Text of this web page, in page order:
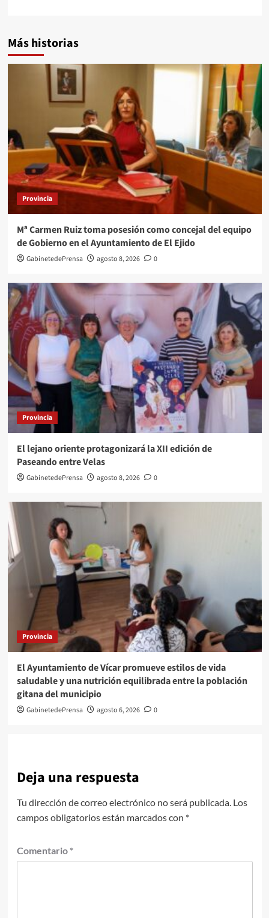
Más historias
Provincia
Mª Carmen Ruiz toma posesión como concejal del equipo
de Gobierno en el Ayuntamiento de El Ejido
GabinetedePrensa agosto 8, 2026 0
Provincia
El lejano oriente protagonizará la XII edición de
Paseando entre Velas
GabinetedePrensa agosto 8, 2026 0
Provincia
El Ayuntamiento de Vícar promueve estilos de vida
saludable y una nutrición equilibrada entre la población
gitana del municipio
GabinetedePrensa agosto 6, 2026 0
Deja una respuesta
Tu dirección de correo electrónico no será publicada. Los
campos obligatorios están marcados con *
Comentario *